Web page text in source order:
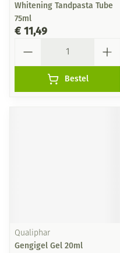
Whitening Tandpasta Tube
75ml
€ 11,49
Bestel
Qualiphar
Gengigel Gel 20ml